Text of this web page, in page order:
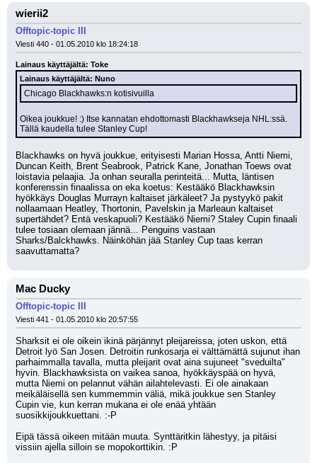
wierii2
Offtopic-topic III
Viesti 440 - 01.05.2010 klo 18:24:18
Lainaus käyttäjältä: Toke
Lainaus käyttäjältä: Nuno
Chicago Blackhawks:n kotisivuilla
Oikea joukkue! :) Itse kannatan ehdottomasti Blackhawkseja NHL:ssä.
Tällä kaudella tulee Stanley Cup!
Blackhawks on hyvä joukkue, erityisesti Marian Hossa, Antti Niemi,
Duncan Keith, Brent Seabrook, Patrick Kane, Jonathan Toews ovat
loistavia pelaajia. Ja onhan seuralla perinteitä... Mutta, läntisen
konferenssin finaalissa on eka koetus: Kestääkö Blackhawksin
hyökkäys Douglas Murrayn kaltaiset järkäleet? Ja pystyykö pakit
nollaamaan Heatley, Thortonin, Pavelskin ja Marleaun kaltaiset
supertähdet? Entä veskapuoli? Kestääkö Niemi? Staley Cupin finaali
tulee tosiaan olemaan jännä... Penguins vastaan
Sharks/Balckhawks. Näinköhän jää Stanley Cup taas kerran
saavuttamatta?
Mac Ducky
Offtopic-topic III
Viesti 441 - 01.05.2010 klo 20:57:55
Sharksit ei ole oikein ikinä pärjännyt pleijareissa, joten uskon, että
Detroit lyö San Josen. Detroitin runkosarja ei välttämättä sujunut ihan
parhaimmalla tavalla, mutta pleijarit ovat aina sujuneet "sveduilta"
hyvin. Blackhawksista on vaikea sanoa, hyökkäyspää on hyvä,
mutta Niemi on pelannut vähän ailahtelevasti. Ei ole ainakaan
meikäläisellä sen kummemmin väliä, mikä joukkue sen Stanley
Cupin vie, kun kerran mukana ei ole enää yhtään
suosikkijoukkuettani. :-P
Eipä tässä oikeen mitään muuta. Synttäritkin lähestyy, ja pitäisi
vissiin ajella silloin se mopokorttikin. :P